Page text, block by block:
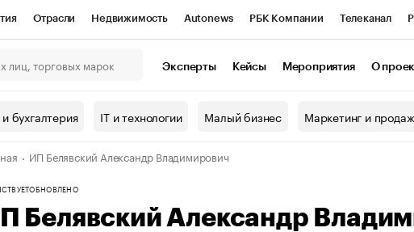
Отрасли Недвижимость Autonews РБК Компании Телеканал
Проверка контрагентов
валюты
Эксперты Кейсы Мероприятия О
бухгалтерия IT и технологии Малый бизнес Маркетинг и
ИП Белявский Александр Владимирович
ОБНОВЛЕНО
Белявский Александр